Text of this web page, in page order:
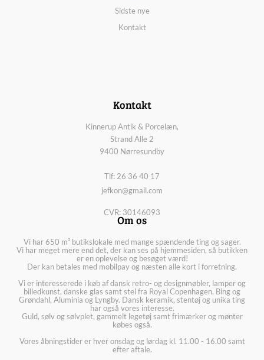
Sidste nye
Kontakt
Kontakt
Kinnerup Antik & Porcelæn,
Strand Alle 2
9400 Nørresundby
Tlf: 26 36 40 17
jefkon@gmail.com
CVR: 30146093
Om os
Vi har 650 m² butikslokale med mange spændende ting og sager.
Vi har meget mere end det, der kan ses på hjemmesiden, så butikken
er en oplevelse og besøget værd!
Der kan betales med mobilpay og næsten alle kort i forretning.
Vi er interesserede i køb af dansk retro- og designmøbler, lamper og
billedkunst, danske glas samt stel fra Royal Copenhagen, Bing og
Grøndahl, Aluminia og Lyngby. Dansk keramik, stentøj og unika ting
har også vores interesse.
Guld, sølv og sølvplet, gammelt legetøj samt frimærker og mønter
købes også.
Vores åbningstider er hver onsdag og lørdag kl. 11.00 - 16.00 samt
efter aftale.